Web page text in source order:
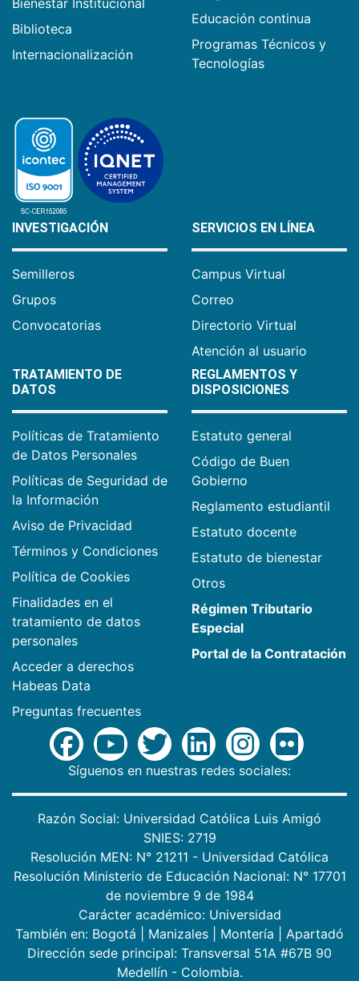
Biblioteca
Internacionalización
Educación continua
Programas Técnicos y
Tecnologías
INVESTIGACIÓN
Semilleros
Grupos
Convocatorias
SERVICIOS EN LÍNEA
Campus Virtual
Correo
Directorio Virtual
Atención al usuario
TRATAMIENTO DE
DATOS
Políticas de Tratamiento
de Datos Personales
Políticas de Seguridad de
la Información
Aviso de Privacidad
Términos y Condiciones
Política de Cookies
Finalidades en el
tratamiento de datos
personales
Acceder a derechos
Habeas Data
Preguntas frecuentes
REGLAMENTOS Y
DISPOSICIONES
Estatuto general
Código de Buen
Gobierno
Reglamento estudiantil
Estatuto docente
Estatuto de bienestar
Otros
Régimen Tributario
Especial
Portal de la Contratación
Síguenos en nuestras redes sociales:
Razón Social: Universidad Católica Luis Amigó
SNIES: 2719
Resolución MEN: N° 21211 - Universidad Católica
Resolución Ministerio de Educación Nacional: N° 17701
de noviembre 9 de 1984
Carácter académico: Universidad
También en: Bogotá Manizales Montería
Apartadó
Dirección sede principal: Transversal 51A #67B 90
Medellín - Colombia.